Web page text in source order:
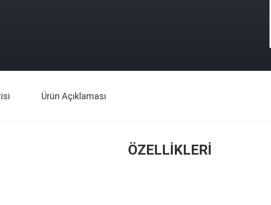
Ürün Açıklaması
ÖZELLIKLERI